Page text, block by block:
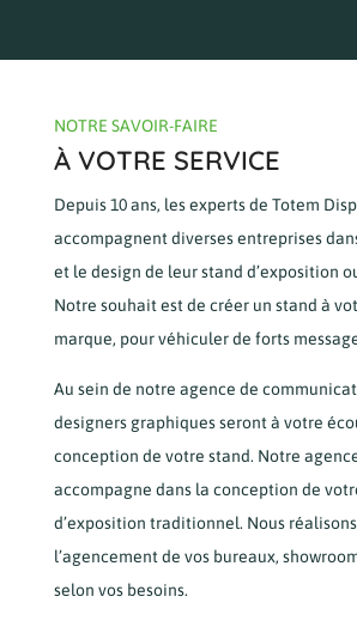
NOTRE SAVOIR-FAIRE
À VOTRE SERVICE
Depuis 10 ans, les experts de Totem
accompagnent diverses entreprises
et le design de leur stand d’exposition
Notre souhait est de créer un stand à
marque, pour véhiculer de forts
Au sein de notre agence de
designers graphiques seront à votre
conception de votre stand. Notre
accompagne dans la conception de
d’exposition traditionnel. Nous
l’agencement de vos bureaux,
selon vos besoins.